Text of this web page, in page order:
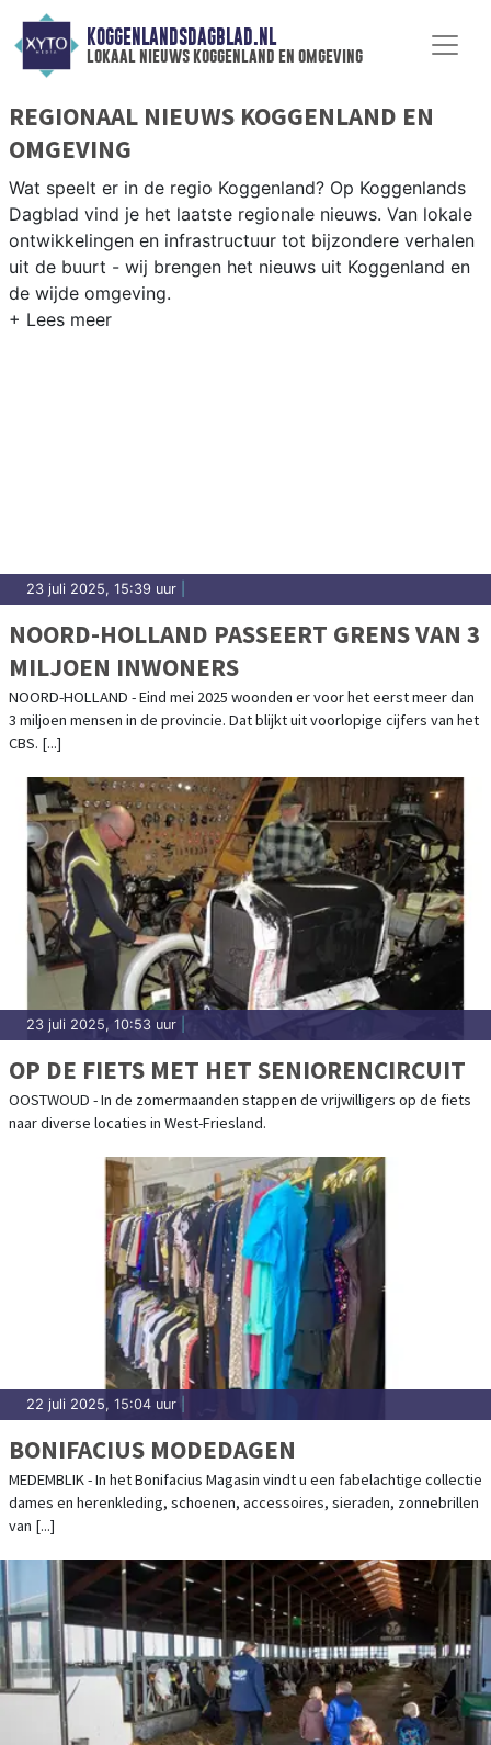
KOGGENLANDSDAGBLAD.NL
lokaal nieuws koggenland en omgeving
REGIONAAL NIEUWS KOGGENLAND EN
OMGEVING
Wat speelt er in de regio Koggenland? Op Koggenlands
Dagblad vind je het laatste regionale nieuws. Van lokale
ontwikkelingen en infrastructuur tot bijzondere verhalen
uit de buurt - wij brengen het nieuws uit Koggenland en
de wijde omgeving.
23 juli 2025, 15:39 uur
NOORD-HOLLAND PASSEERT GRENS VAN 3
MILJOEN INWONERS
NOORD-HOLLAND - Eind mei 2025 woonden er voor het eerst meer dan
3 miljoen mensen in de provincie. Dat blijkt uit voorlopige cijfers van het
CBS. [...]
23 juli 2025, 10:53 uur
OP DE FIETS MET HET SENIORENCIRCUIT
OOSTWOUD - In de zomermaanden stappen de vrijwilligers op de fiets
naar diverse locaties in West-Friesland.
22 juli 2025, 15:04 uur
BONIFACIUS MODEDAGEN
MEDEMBLIK - In het Bonifacius Magasin vindt u een fabelachtige collectie
dames en herenkleding, schoenen, accessoires, sieraden, zonnebrillen
van [...]